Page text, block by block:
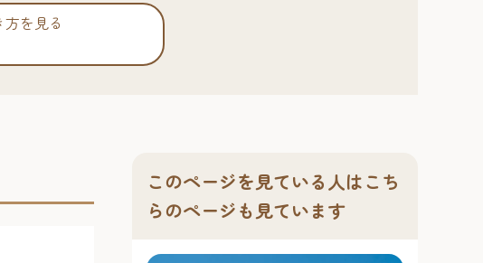
方を見る
このページを見ている人はこち
らのページも見ています